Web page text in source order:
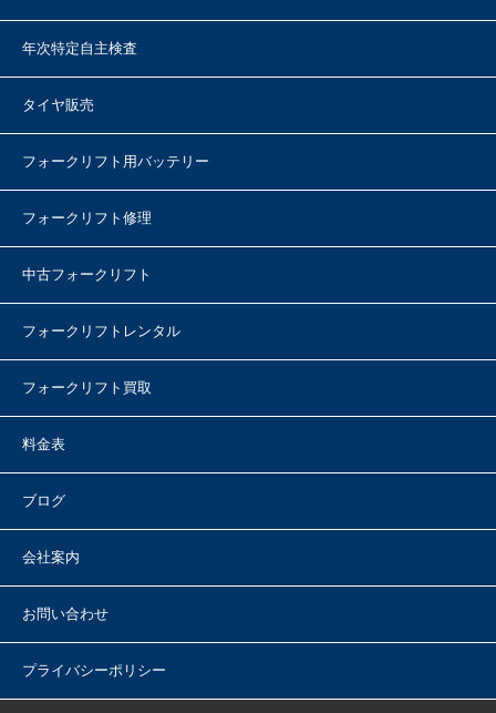
年次特定自主検査
タイヤ販売
フォークリフト用バッテリー
フォークリフト修理
中古フォークリフト
フォークリフトレンタル
フォークリフト買取
料金表
ブログ
会社案内
お問い合わせ
プライバシーポリシー